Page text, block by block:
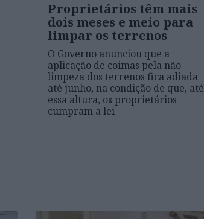
Proprietários têm mais
dois meses e meio para
limpar os terrenos
O Governo anunciou que a
aplicação de coimas pela não
limpeza dos terrenos fica adiada
até junho, na condição de que, até
essa altura, os proprietários
cumpram a lei